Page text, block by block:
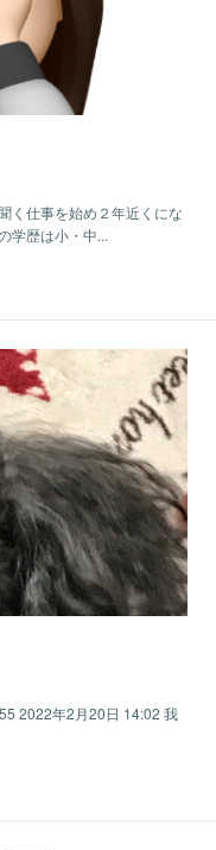
く仕事を始め２年近くにな
学歴は小・中...
2022年2月20日 14:02 我